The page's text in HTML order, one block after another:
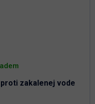
zakalenej vode